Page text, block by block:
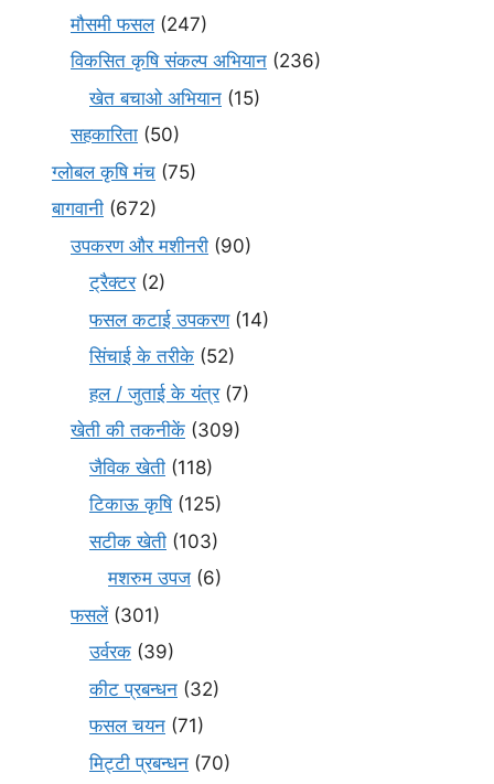
मौसमी फसल(247)
विकसित कृषि संकल्प अभियान (236)
खेत बचाओ अभियान (15)
सहकारिता (50)
ग्लोबल कृषि मंच (75)
बागवानी (672)
उपकरण और मशीनरी (90)
ट्रैक्टर(2)
फसल कटाई उपकरण(14)
सिंचाई के तरीके (52)
हल / जुताई के यंत्र(7)
खेती की तकनीकें (309)
जैविक खेती (118)
टिकाऊ कृषि(125)
सटीक खेती (103)
मशरुम उपज (6)
फसलें(301)
उर्वरक (39)
कीट प्रबन्धन (32)
फसल चयन (71)
मि‌ट्टी प्रबन्धन (70)